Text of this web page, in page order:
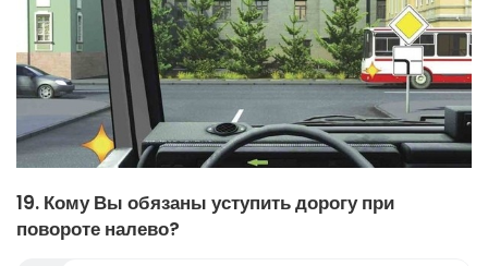
19. Кому Вы обязаны уступить дорогу при
повороте налево?